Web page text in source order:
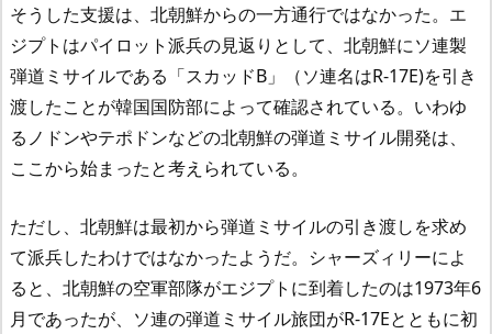
そうした支援は、北朝鮮からの一方通行ではなかった。エ
ジプトはパイロット派兵の見返りとして、北朝鮮にソ連製
弾道ミサイルである「スカッドB」（ソ連名はR-17E)を引き
渡したことが韓国国防部によって確認されている。いわゆ
るノドンやテポドンなどの北朝鮮の弾道ミサイル開発は、
ここから始まったと考えられている。
ただし、北朝鮮は最初から弾道ミサイルの引き渡しを求め
て派兵したわけではなかったようだ。シャーズィリーによ
ると、北朝鮮の空軍部隊がエジプトに到着したのは1973年6
月であったが、ソ連の弾道ミサイル旅団がR-17Eとともに初